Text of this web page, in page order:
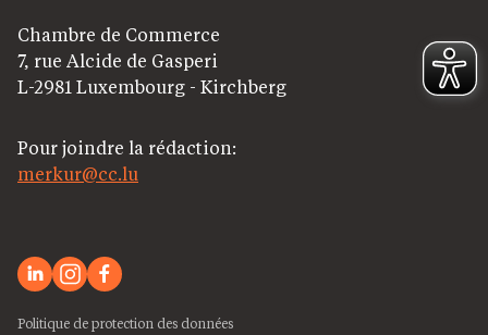
Chambre de Commerce
7, rue Alcide de Gasperi
L-2981 Luxembourg - Kirchberg
Pour joindre la rédaction:
merkur@cc.lu
Politique de protection des données